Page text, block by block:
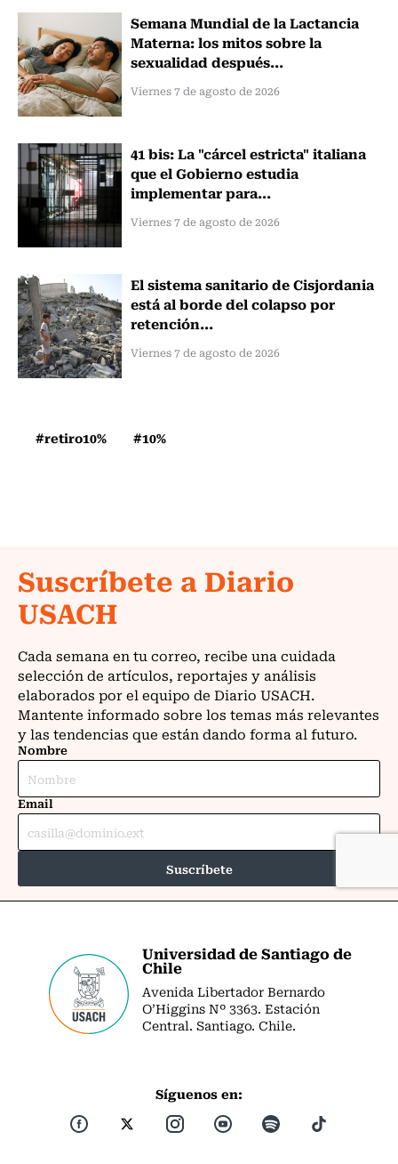
Semana Mundial de la Lactancia
Materna: los mitos sobre la
sexualidad después...
Viernes 7 de agosto de 2026
41 bis: La "cárcel estricta" italiana
que el Gobierno estudia
implementar para...
Viernes 7 de agosto de 2026
El sistema sanitario de Cisjordania
está al borde del colapso por
retención...
Viernes 7 de agosto de 2026
#retiro10% #10%
Universidad de Santiago de
Chile
Avenida Libertador Bernardo
O’Higgins Nº 3363. Estación
Central. Santiago. Chile.
Síguenos en: